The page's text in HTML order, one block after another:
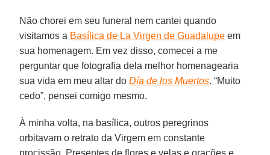
Não chorei em seu funeral nem cantei quando
visitamos a Basílica de La Virgen de Guadalupe em
sua homenagem. Em vez disso, comecei a me
perguntar que fotografia dela melhor homenagearia
sua vida em meu altar doDía de los Muertos. “Muito
cedo”, pensei comigo mesmo.
À minha volta, na basílica, outros peregrinos
orbitavam o retrato da Virgem em constante
procissão. Presentes de flores e velas e orações e